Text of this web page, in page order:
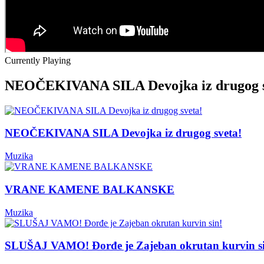
Currently Playing
NEOČEKIVANA SILA Devojka iz drugog
NEOČEKIVANA SILA Devojka iz drugog sveta!
Muzika
VRANE KAMENE BALKANSKE
Muzika
SLUŠAJ VAMO! Đorđe je Zajeban okrutan kurvin